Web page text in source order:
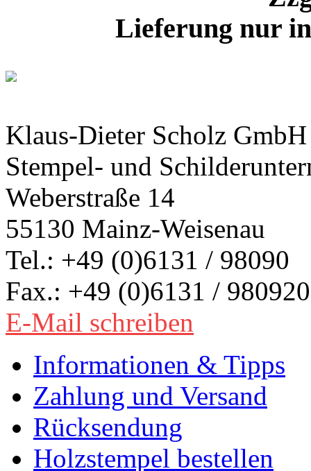
Lieferung nur
Klaus-Dieter Scholz GmbH
Stempel- und
Weberstraße 14
55130 Mainz-Weisenau
Tel.: +49 (0)6131 / 98090
Fax.: +49 (0)6131 / 980920
E-Mail schreiben
Informationen & Tipps
Zahlung und Versand
Rücksendung
Holzstempel bestellen